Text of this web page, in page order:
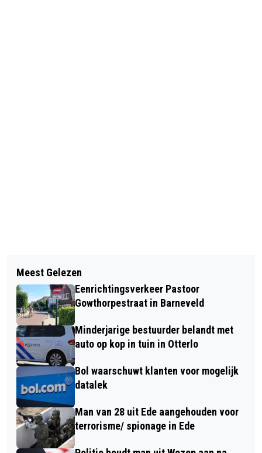
GRAFIEK & STEENPLASTIEK NIEUWE
EXPOSITIE IN GALERIE ZUID
GROTE VERKEERSCONTROLE OP DE
A30 IN EDE
Meest Gelezen
Eenrichtingsverkeer Pastoor
Gowthorpestraat in Barneveld
Minderjarige bestuurder belandt met
auto op kop in tuin in Otterlo
Bol waarschuwt klanten voor mogelijk
datalek
Man van 28 uit Ede aangehouden voor
terrorisme/ spionage in Ede